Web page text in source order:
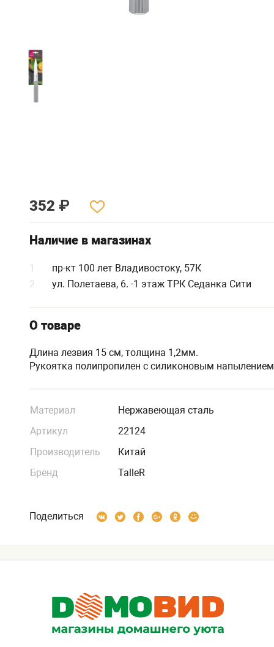
352 ₽
Наличие в магазинах
1
пр-кт 100 лет Владивостоку, 57К
2
ул. Полетаева, 6. -1 этаж ТРК Седанка Сити
О товаре
Длина лезвия 15 см, толщина 1,2мм.
Рукоятка полипропилен с силиконовым
Материал
Нержавеющая сталь
Артикул
22124
Производитель
Китай
Бренд
TalleR
Поделиться